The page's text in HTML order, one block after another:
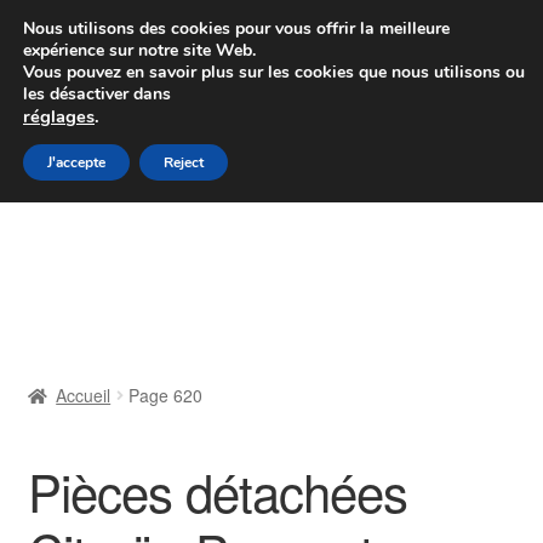
Colissimo livraison à partir de 7 EUR
Du lundi au vendredi de 9 h à 16 h
Aller
à
Aller
au
Livraison
Accueil Page 620
Pièces détachées
Nous utilisons des cookies pour vous offrir la meilleure
expérience sur notre site Web.
Vous pouvez en savoir plus sur les cookies que nous utilisons ou
les désactiver dans
réglages.
J'accepte Reject